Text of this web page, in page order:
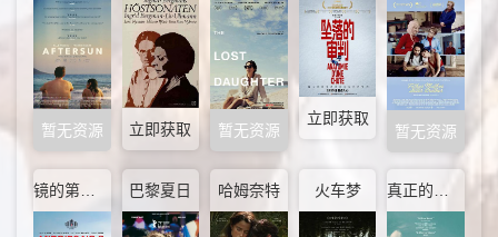
暂无资源 立即获取 暂无资源
立即获取
暂无资源
镜的第三乐章 巴黎夏日 哈姆奈特 火车梦 真正的痛苦